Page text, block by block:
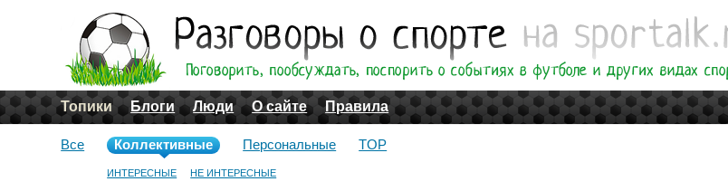
Топики Блоги Люди О сайте Правила
Все Коллективные
ИНТЕРЕСНЫЕ НЕ ИНТЕРЕСНЫЕ
Персональные TOP